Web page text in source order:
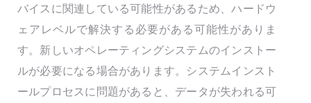
バイスに関連している可能性があるため、ハードウ
ェアレベルで解決する必要がある可能性がありま
す。新しいオペレーティングシステムのインストー
ルが必要になる場合があります。システムインスト
ールプロセスに問題があると、データが失われる可